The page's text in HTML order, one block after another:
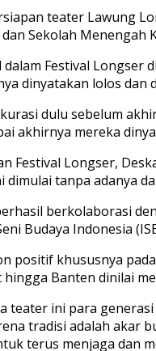
teater Lawung
Sekolah
Festival
dinyatakan lolos dan
dulu sebelum
akhirnya mereka
Festival Longser,
dimulai tanpa adanya
berkolaborasi
Budaya Indonesia
positif khususnya
hingga Banten dinilai
teater ini para
tradisi adalah akar
terus menjaga dan